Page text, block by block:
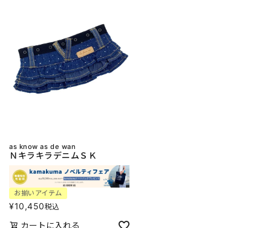
as know as de wan
ＮキラキラデニムＳＫ
お揃いアイテム
¥10,450税込
カートに入れる